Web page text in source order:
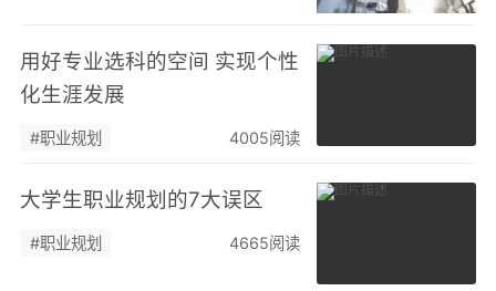
用好专业选科的空间 实现个性
化生涯发展
#职业规划 4005阅读
大学生职业规划的7大误区
#职业规划 4665阅读